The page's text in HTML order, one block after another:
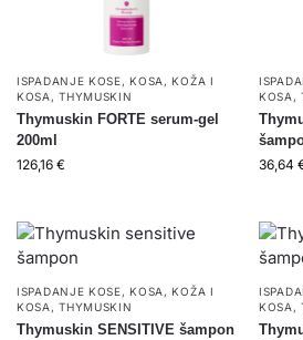
ISPADANJE KOSE,KOSA ,KOŽA I
KOSA ,THYMUSKIN
Thymuskin FORTE serum-gel
200ml
126,16 €
KOSA ,
36,64
ISPADANJE KOSE,KOSA ,KOŽA I
KOSA ,THYMUSKIN
Thymuskin SENSITIVE šampon
KOSA ,